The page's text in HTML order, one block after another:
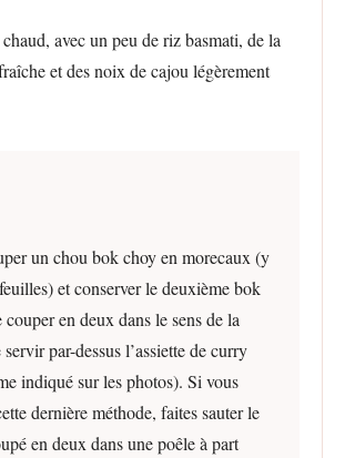
avec un peu de riz basmati, de la
et des noix de cajou légèrement
un chou bok choy en morecaux (y
et conserver le deuxième bok
en deux dans le sens de la
par-dessus l’assiette de curry
indiqué sur les photos). Si vous
dernière méthode, faites sauter le
en deux dans une poêle à part